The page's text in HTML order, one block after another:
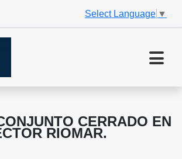
Select Language ▼
CERRADO EN
RIOMAR.